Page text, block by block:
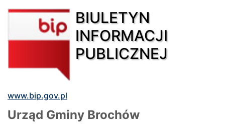
BIULETYN
INFORMACJI
PUBLICZNEJ
www.bip.gov.pl
Urząd Gminy Brochów